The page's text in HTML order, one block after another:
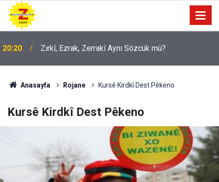
09:56
Ji Zilma Partîzanan Nimûneyeka Piçûk
Anasayfa Rojane Kursê Kirdkî Dest Pêkeno
Kursê Kirdkî Dest Pêkeno